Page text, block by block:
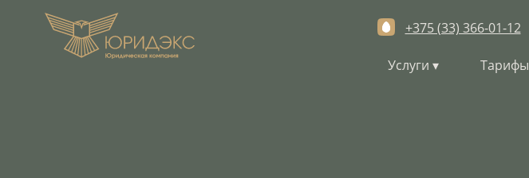
+375 (33) 366-01-12
Услуги Тарифы